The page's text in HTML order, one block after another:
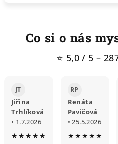
Co si o nás
⭐ 5,0 / 5 –
JT
Jiřina
Trhlíková
• 1.7.2026
★★★★★
RP
Renáta
Pavičová
• 25.5.2026
★★★★★